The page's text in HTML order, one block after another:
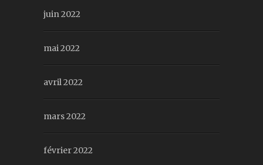
juin 2022
mai 2022
avril 2022
mars 2022
février 2022